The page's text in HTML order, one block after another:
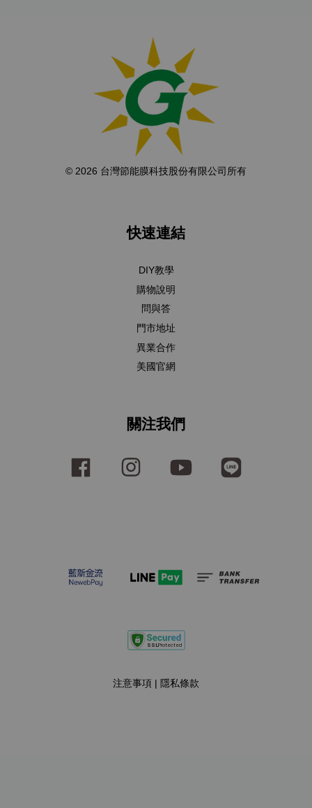
© 2026 台灣節能膜科技股份有限公司所有
快速連結
DIY教學
購物說明
問與答
門市地址
異業合作
美國官網
關注我們
Facebook Instagram YouTube
注意事項 | 隱私條款